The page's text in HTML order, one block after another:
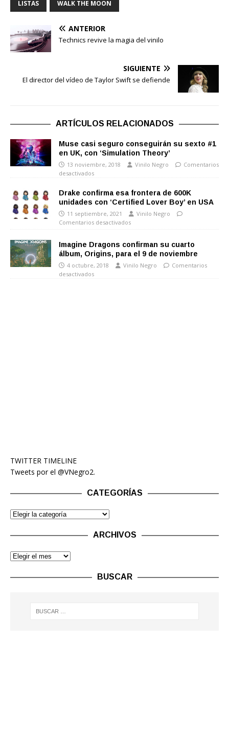
LISTAS WALK THE MOON
ANTERIOR
Technics revive la magia del vinilo
SIGUIENTE
El director del vídeo de Taylor Swift se defiende
ARTÍCULOS RELACIONADOS
Muse casi seguro conseguirán su sexto #1
en UK, con ‘Simulation Theory’
13 noviembre, 2018 Vinilo Negro
Comentarios
desactivados
Drake confirma esa frontera de 600K
unidades con ‘Certified Lover Boy’ en USA
11 septiembre, 2021
Vinilo Negro
Comentarios desactivados
Imagine Dragons confirman su cuarto
álbum, Origins, para el 9 de noviembre
4 octubre, 2018 Vinilo Negro
Comentarios
desactivados
TWITTER TIMELINE
Tweets por el @VNegro2.
CATEGORÍAS
ARCHIVOS
BUSCAR